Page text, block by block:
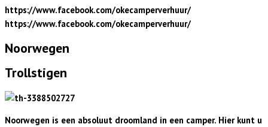
https://www.facebook.com/okecamperverhuur/
https://www.facebook.com/okecamperverhuur/
Noorwegen
Trollstigen
Noorwegen is een absoluut droomland in een camper. Hier kunt u